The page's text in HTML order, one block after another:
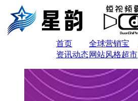
首页 全球营销宝
资讯动态网站风格超市